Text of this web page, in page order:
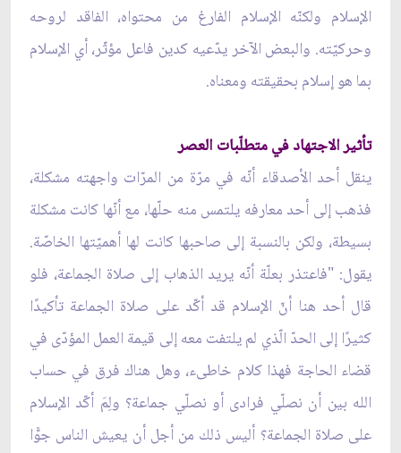
الإسلام ولكنّه الإسلام الفارغ من محتواه، الفاقد لروحه
وحركيّته. والبعض الآخر يدّعيه كدين فاعل مؤثّر، أي الإسلام
بما هو إسلام بحقيقته ومعناه.
تأثير الاجتهاد في متطلّبات العصر
ينقل أحد الأصدقاء أنّه في مرّة من المرّات واجهته مشكلة،
فذهب إلى أحد معارفه يلتمس منه حلّها، مع أنّها كانت مشكلة
بسيطة، ولكن بالنسبة إلى صاحبها كانت لها أهميّتها الخاصّة.
يقول: "فاعتذر بعلّة أنّه يريد الذهاب إلى صلاة الجماعة، فلو
قال أحد هنا أنّ الإسلام قد أكّد على صلاة الجماعة تأكيدًا
كثيرًا إلى الحدّ الّذي لم يلتفت معه إلى قيمة العمل المؤدّى في
قضاء الحاجة فهذا كلام خاطىء، وهل هناك فرق في حساب
الله بين أن نصلّي فرادى أو نصلّي جماعة؟ ولِمَ أكّد الإسلام
على صلاة الجماعة؟ أليس ذلك من أجل أن يعيش الناس جوًّا